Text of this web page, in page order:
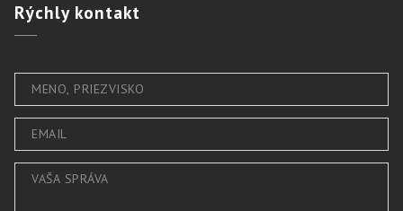
Rýchlykontakt